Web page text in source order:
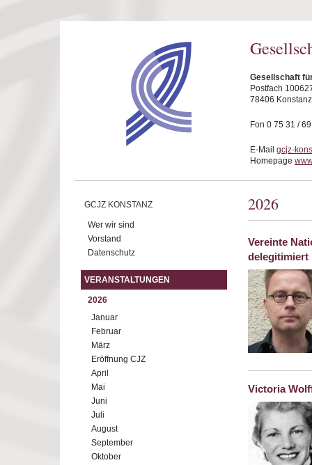
Gesellschaft
Postfach
78406 Konstanz
Fon 0 75 31 /
E-Mail gcjz-
Homepage
GCJZ KONSTANZ
Wer wir sind
Vorstand
Datenschutz
VERANSTALTUNGEN
2026
Januar
Februar
März
Eröffnung CJZ
April
Mai
Juni
Juli
August
September
Oktober
2026
Vereinte
delegitimiert
Victoria